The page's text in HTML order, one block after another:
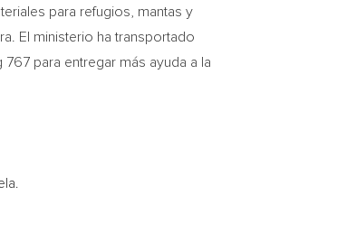
para refugios, mantas y
El ministerio ha transportado
para entregar más ayuda a la